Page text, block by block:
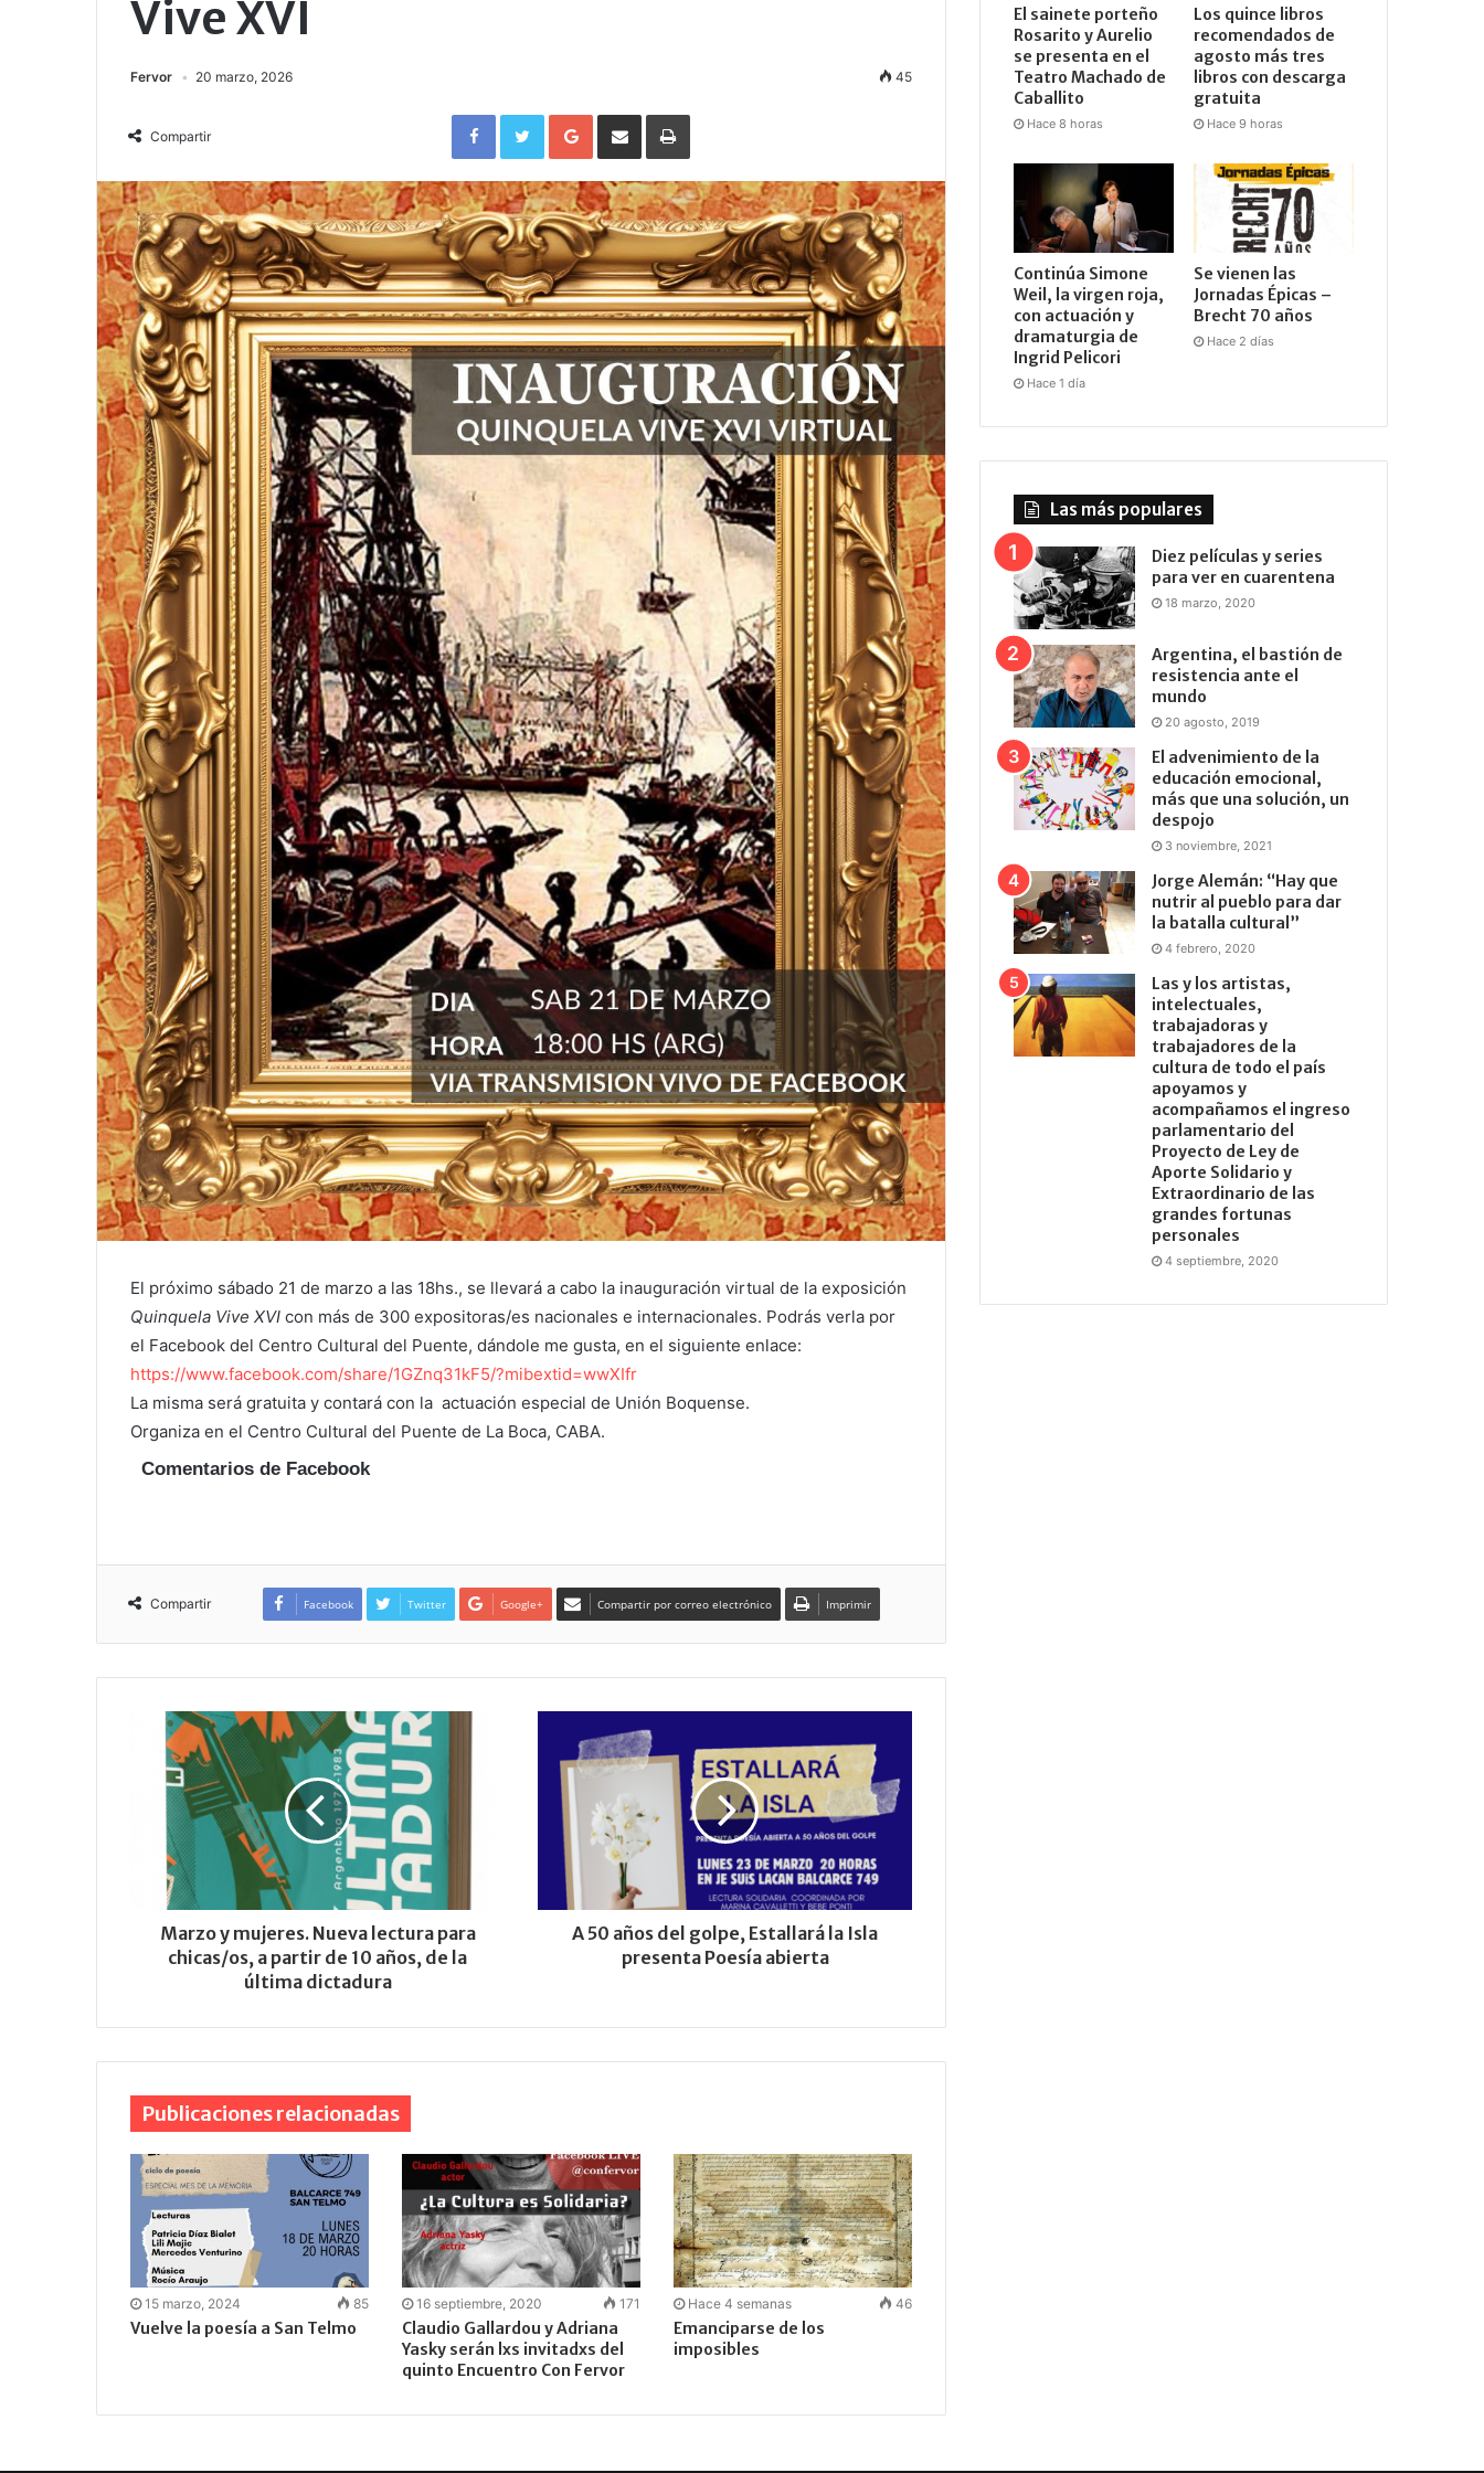
Vive XVI
Fervor 20 marzo, 2026 45
Compartir
FacebookTwitterGoogle+Compartir por correo electrónicoImprimir
El próximo sábado 21 de marzo a las 18hs., se llevará a cabo la inauguración virtual de la exposición
Quinquela Vive XVI con más de 300 expositoras/es nacionales e internacionales. Podrás verla por
el Facebook del Centro Cultural del Puente, dándole me gusta, en el siguiente enlace:
https://www.facebook.com/share/1GZnq31kF5/?mibextid=wwXIfr
La misma será gratuita y contará con la actuación especial de Unión Boquense.
Organiza en el Centro Cultural del Puente de La Boca, CABA.
Comentarios de Facebook
Compartir Facebook Twitter Google+ Compartir por correo electrónico Imprimir
Marzo y mujeres. Nueva lectura para
chicas/os, a partir de 10 años, de la
última dictadura
A 50 años del golpe, Estallará la Isla
presenta Poesía abierta
Publicaciones relacionadas
15 marzo, 2024 85
Vuelve la poesía a San Telmo
16 septiembre, 2020 171
Claudio Gallardou y Adriana
Yasky serán lxs invitadxs del
quinto Encuentro Con Fervor
Hace 4 semanas 46
Emanciparse de los
imposibles
El sainete porteño
Rosarito y Aurelio
se presenta en el
Teatro Machado de
Caballito
Hace 8 horas
Los quince libros
recomendados de
agosto más tres
libros con descarga
gratuita
Hace 9 horas
Continúa Simone
Weil, la virgen roja,
con actuación y
dramaturgia de
Ingrid Pelicori
Hace 1 día
Se vienen las
Jornadas Épicas –
Brecht 70 años
Hace 2 días
Las más populares
Diez películas y series
para ver en cuarentena
18 marzo, 2020
Argentina, el bastión de
resistencia ante el
mundo
20 agosto, 2019
El advenimiento de la
educación emocional,
más que una solución, un
despojo
3 noviembre, 2021
Jorge Alemán: “Hay que
nutrir al pueblo para dar
la batalla cultural”
4 febrero, 2020
Las y los artistas,
intelectuales,
trabajadoras y
trabajadores de la
cultura de todo el país
apoyamos y
acompañamos el ingreso
parlamentario del
Proyecto de Ley de
Aporte Solidario y
Extraordinario de las
grandes fortunas
personales
4 septiembre, 2020